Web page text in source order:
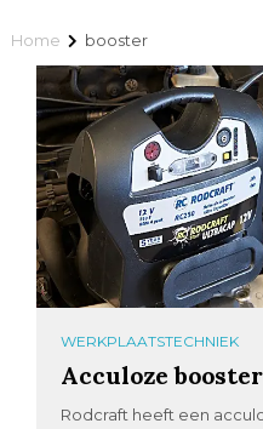
Home booster
WERKPLAATSTECHNIEK
Acculoze booster
Rodcraft heeft een